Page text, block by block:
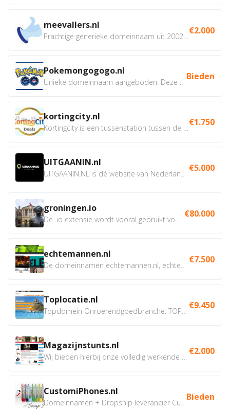
meevallers.nl €2.000
Pokemongogogo.nl Bieden
kortingcity.nl €1.750
UITGAANIN.nl €5.000
groningen.io €80.000
echtemannen.nl €7.500
Toplocatie.nl €9.450
Magazijnstunts.nl €2.000
CustomiPhones.nl Bieden